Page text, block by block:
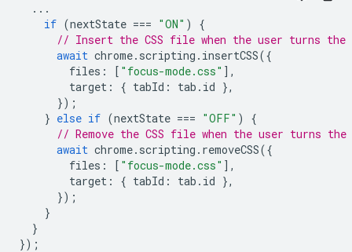
...
if (nextState === "ON" )
{
// Insert the CSS file when the user turns the
await chrome. scripting . insertCSS({
files : [ "focus-mode.css" ],
target : { tabId : tab . id },
});
} else if (nextState === "OFF" )
{
// Remove the CSS file when the user turns
await chrome. scripting . removeCSS({
files : [ "focus-mode.css" ],
target : { tabId : tab . id },
});
}
}
});